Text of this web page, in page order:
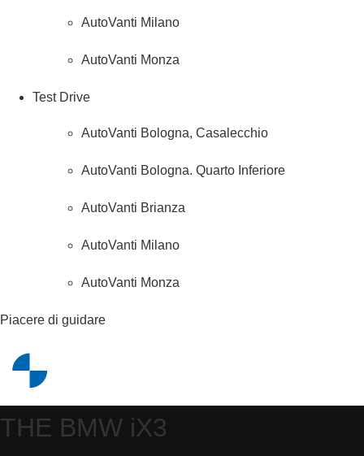
AutoVanti Milano
AutoVanti Monza
Test Drive
AutoVanti Bologna, Casalecchio
AutoVanti Bologna. Quarto Inferiore
AutoVanti Brianza
AutoVanti Milano
AutoVanti Monza
Piacere di guidare
THE BMW iX3